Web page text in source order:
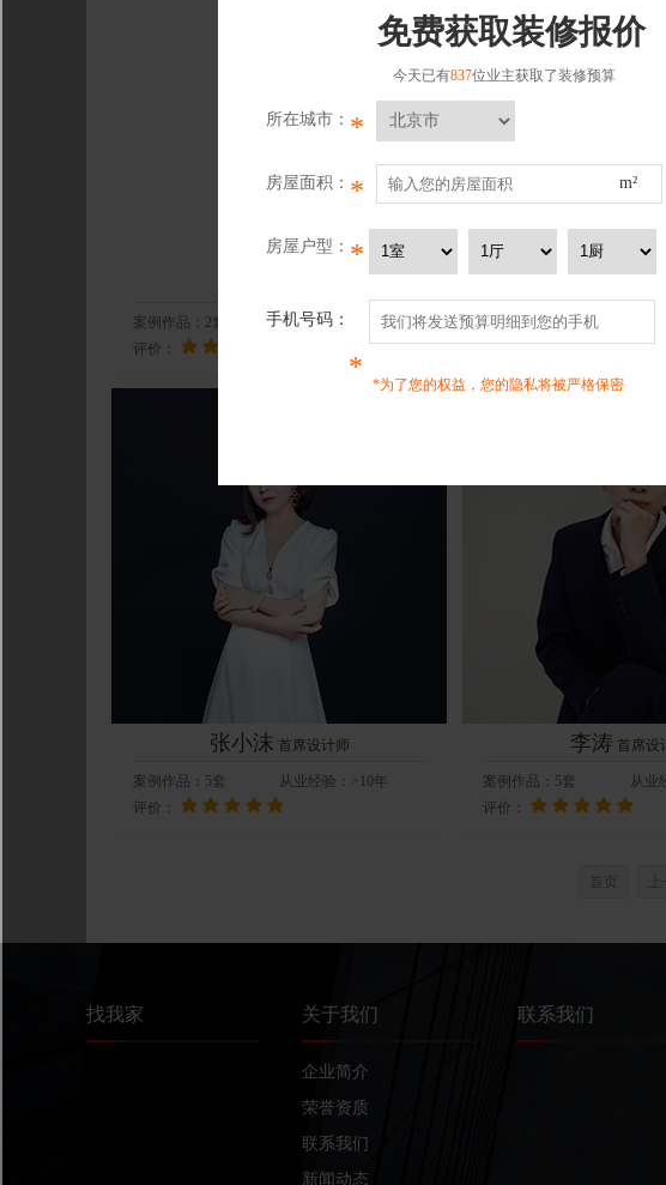
案例作品： 2套
从业经验：
评价：
案例作品：1套
评价：
张小沫 首席设计师
案例作品： 5套 从业经验：
>10年
评价：
李涛 首席设
案例作品： 5套 从业
评价：
首页
找我家 关于我们
企业简介
荣誉资质
联系我们
新闻动态
联系我们
免费获取装修报价
今天已有837位业主获取了装修预算
所在城市： *
房屋面积： * m²
房屋户型： *
手机号码：
*
*为了您的权益，您的隐私将被严格保密